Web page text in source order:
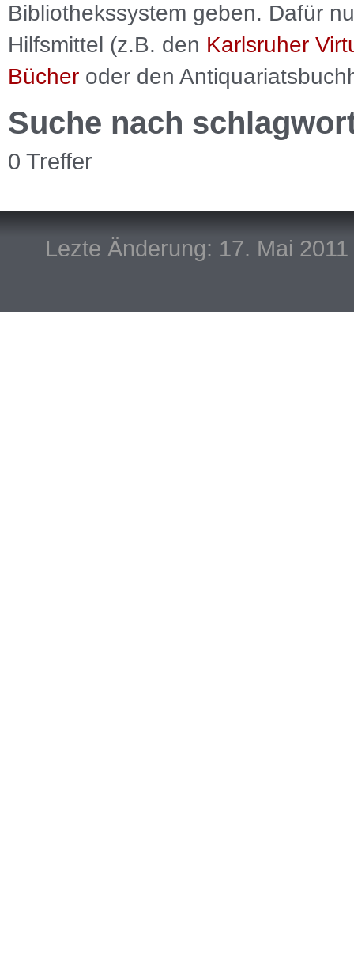
Bibliothekssystem geben. Dafür
Hilfsmittel (z.B. den Karlsruher
Bücher oder den
Suche nach
0 Treffer
Lezte Änderung: 17. Mai